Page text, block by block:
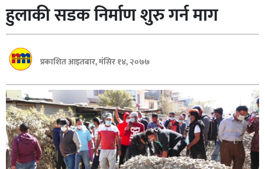
मधेश
प्रदेश
लुम्बिनी
गण्डकी
बागमती
कर्णाली
सुदूरपश्चिम
हुलाकी सडक निर्माण शुरु गर्न माग
प्रकाशित आइतबार, मंसिर १४, २०७७